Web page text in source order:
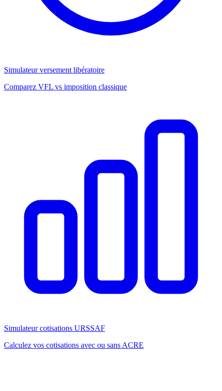
Simulateur versement libératoire
Comparez VFL vs imposition classique
Simulateur cotisations URSSAF
Calculez vos cotisations avec ou sans ACRE